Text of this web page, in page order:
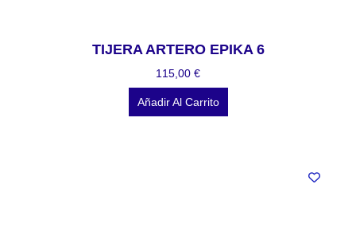
TIJERA ARTERO EPIKA 6
115,00 €
Añadir Al Carrito